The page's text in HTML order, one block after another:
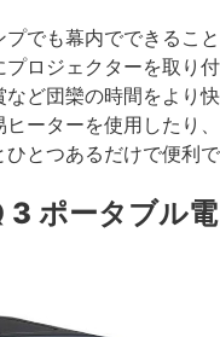
でも幕内でできること
ロジェクターを取り付
ど団欒の時間をより快
ーターを使用したり、
とつあるだけで便利で
ポータブル電